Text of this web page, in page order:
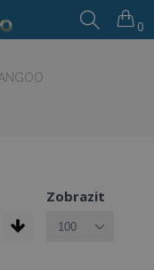
0
Zobrazit